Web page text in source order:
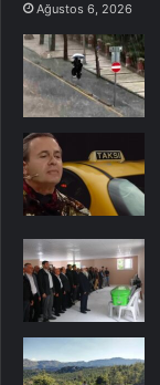
Ağustos 6, 2026